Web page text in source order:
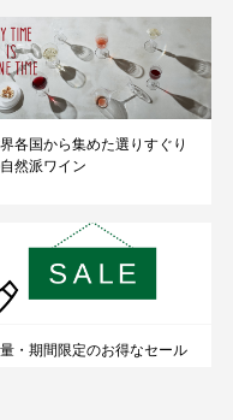
各国から集めた選りすぐり
然派ワイン
・期間限定のお得なセール